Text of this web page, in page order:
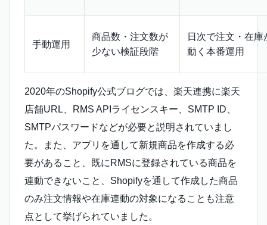
手動運用
商品数・注文数が
少ない検証段階
日次で注文・在庫
動く本番運用
2020年のShopify公式ブログでは、楽天連携に楽天
店舗URL、RMS APIライセンスキー、SMTP ID、
SMTPパスワードなどが必要と説明されていまし
た。また、アプリを通して新規商品を作成する必
要があること、既にRMSに登録されている商品を
連動できないこと、Shopifyを通して作成した商品
のみ注文情報や在庫連動の対象になることも注意
点として挙げられていました。